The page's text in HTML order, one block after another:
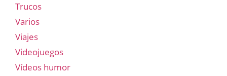
Trucos
Varios
Viajes
Videojuegos
Vídeos humor